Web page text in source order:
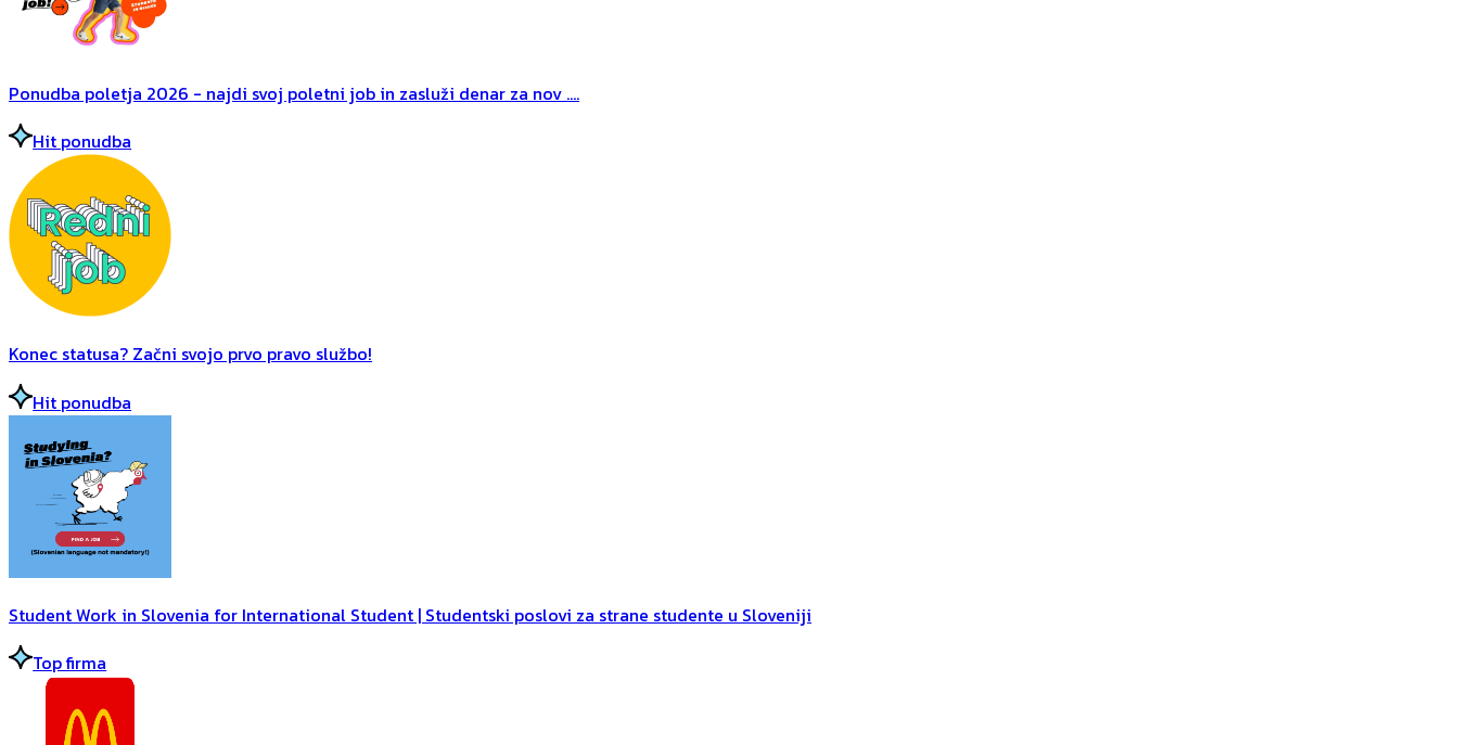
Ponudba poletja 2026 - najdi svoj poletni job in zasluži denar za nov ....
Hit ponudba
Konec statusa? Začni svojo prvo pravo službo!
Hit ponudba
Student Work in Slovenia for International Student | Studentski poslovi za strane studente u Sloveniji
Top firma